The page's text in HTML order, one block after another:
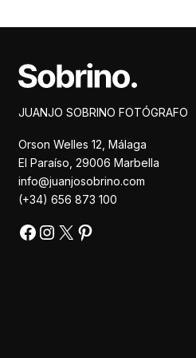
JUANJO SOBRINO FOTÓGRAFO
Orson Welles 12, Málaga
El Paraíso, 29006 Marbella
info@juanjosobrino.com
(+34) 656 873 100
Facebook
Instagram
X Pinterest